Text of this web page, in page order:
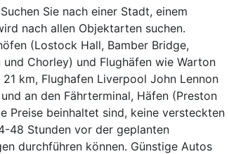
Sie nach einer Stadt, einem
nach allen Objektarten suchen.
(Lostock Hall, Bamber Bridge,
Chorley) und Flughäfen wie Warton
km, Flughafen Liverpool John Lennon
an den Fährterminal, Häfen (Preston
Preise beinhaltet sind, keine versteckten
48 Stunden vor der geplanten
durchführen können. Günstige Autos